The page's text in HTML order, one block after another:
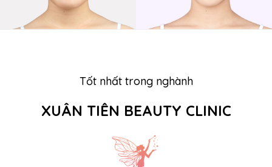
Tốt nhất trong nghành
XUÂN TIÊN BEAUTY CLINIC